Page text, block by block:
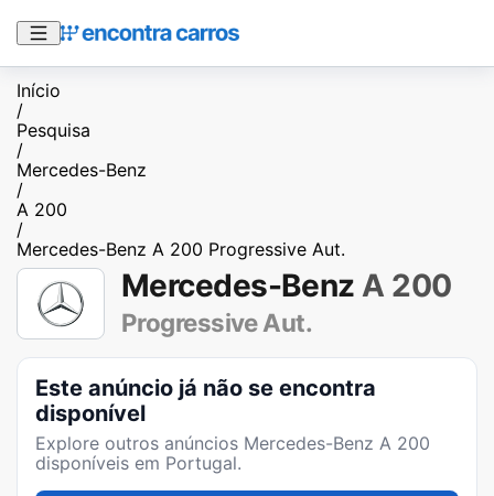
Início
/
Pesquisa
/
Mercedes-Benz
/
A 200
/
Mercedes-Benz A 200 Progressive Aut.
Mercedes-Benz A 200
Progressive Aut.
Este anúncio já não se encontra
disponível
Explore outros anúncios Mercedes-Benz A 200
disponíveis em Portugal.